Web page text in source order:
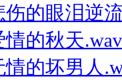
的眼泪逆
的秋天.wav
的坏男人